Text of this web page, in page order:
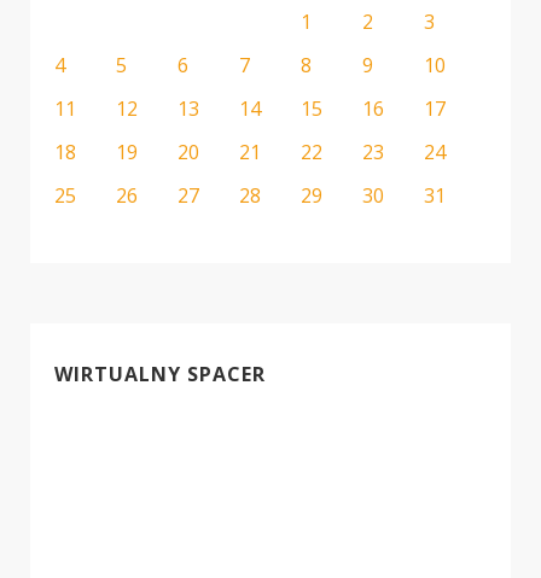
1
2
3
4
5 6 7 8 9
10
11
12 13 14 15 16
17
18
19 20 21 22 23
24
25
26 27 28 29 30 31
WIRTUALNY SPACER